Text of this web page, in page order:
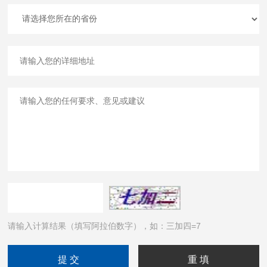
请输入计算结果（填写阿拉伯数字），如：三加四=7